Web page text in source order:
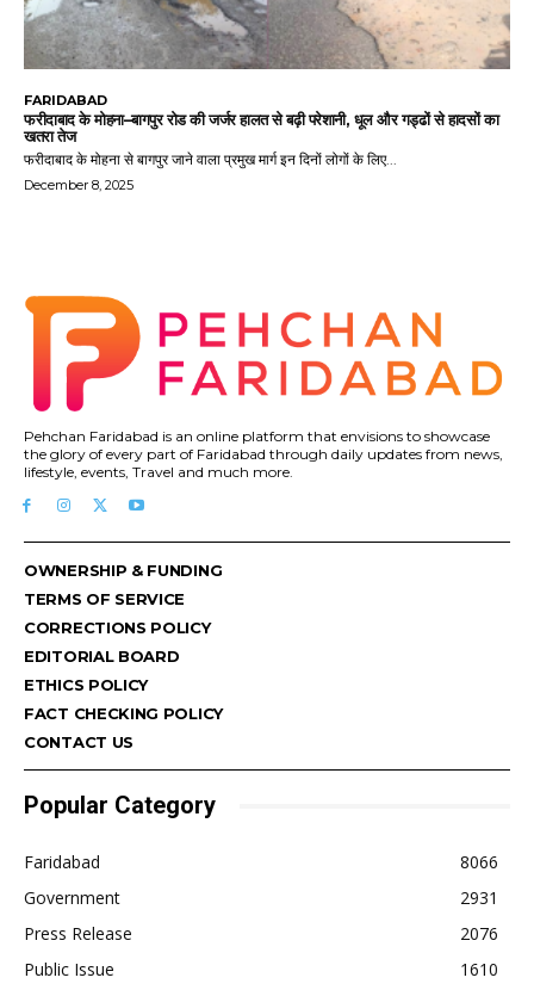
FARIDABAD
फरीदाबाद के मोहना–बागपुर रोड की जर्जर हालत से बढ़ी परेशानी, धूल और गड्ढों से हादसों का
खतरा तेज
फरीदाबाद के मोहना से बागपुर जाने वाला प्रमुख मार्ग इन दिनों लोगों के लिए...
December 8, 2025
Pehchan Faridabad is an online platform that envisions to showcase
the glory of every part of Faridabad through daily updates from news,
lifestyle, events, Travel and much more.
OWNERSHIP & FUNDING
TERMS OF SERVICE
CORRECTIONS POLICY
EDITORIAL BOARD
ETHICS POLICY
FACT CHECKING POLICY
CONTACT US
Popular Category
Faridabad
8066
Government
2931
Press Release
2076
Public Issue
1610